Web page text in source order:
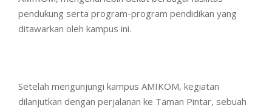
pendukung serta program-program pendidikan yang
ditawarkan oleh kampus ini.
Setelah mengunjungi kampus AMIKOM, kegiatan
dilanjutkan dengan perjalanan ke Taman Pintar, sebuah